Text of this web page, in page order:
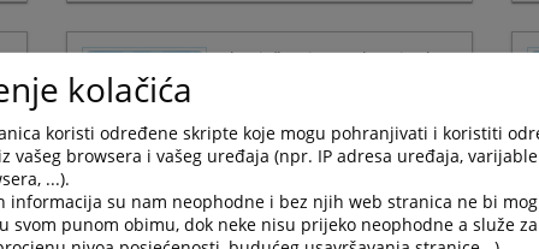
to
get
keyboard
shortcuts
Obavještenje o nabavci roba,
potrebe Sudske policije u
Federaciji Bosne i
26.05.2026.
kolačića
koristi određene skripte koje mogu pohranjivati i koristiti
vašeg browsera i vašeg uređaja (npr. IP adresa uređaja,
...).
informacija su nam neophodne i bez njih web stranica ne bi
svom punom obimu, dok neke nisu prijeko neophodne a služe